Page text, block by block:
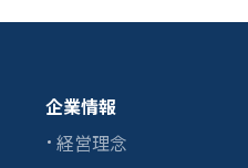
企業情報
経営理念